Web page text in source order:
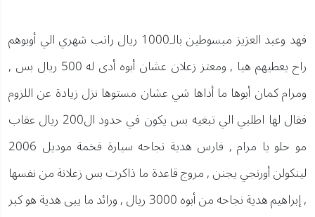
فهد وعبد العزيز مبسوطين بالـ1000 ريال راتب شهري الي أوبوهم
راح يعطيهم هيا , ومعتز زعلان عشان أبوه أدى له 500 ريال بس ,
ومرام كمان أبوها ما أداها شي عشان مستوها نزل زيادة عن اللزوم
فقال لها اطلبي الي تبغيه بس يكون في حدود ال200 ريال عقاب
مو حلو يا مرام , فارس هدية نجاحه سيارة فخمة موديل 2006
لينكولن أورنجي يجنن , مروج قاعدة ما ذاكرت بس زعلانة من نفسها
, إبراهيم هدية نجاحه من أبوه 3000 ريال , ورائد ما يبى هدية هو كبر